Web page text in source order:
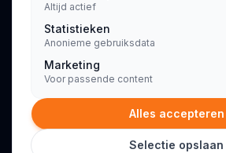
INFORMATIE
Algemene voorwaarden
Privacyverklaring
© 2026 Consultant.nl. Alle rechten
Altijd actief
Statistieken
Anonieme gebruiksdata
Marketing
Voor passende content
Alles accepteren
Selectie opslaan